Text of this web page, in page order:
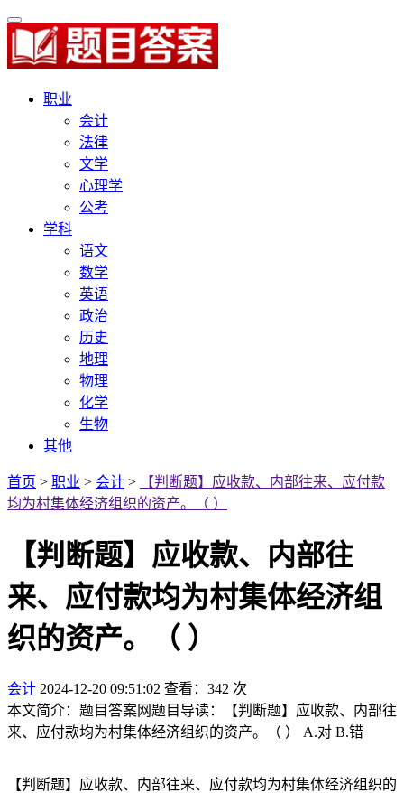
职业
会计
法律
文学
心理学
公考
学科
语文
数学
英语
政治
历史
地理
物理
化学
生物
其他
首页 > 职业 > 会计 >
【判断题】应收款、内部往来、应付款
均为村集体经济组织的资产。（ ）
【判断题】应收款、内部往
来、应付款均为村集体经济组
织的资产。（ ）
会计 2024-12-20 09:51:02 查看：342 次
本文简介：题目答案网题目导读：【判断题】应收款、内部往
来、应付款均为村集体经济组织的资产。（ ） A.对 B.错
【判断题】应收款、内部往来、应付款均为村集体经济组织的